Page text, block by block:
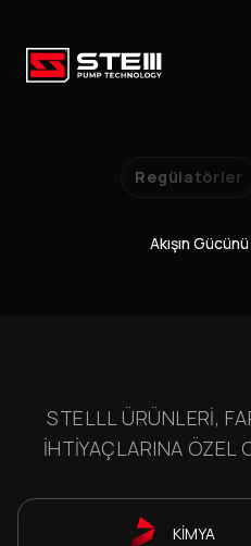
Regülatörler
Akışın
STELLL ÜRÜNLERI,
IHTIYAÇLARINA ÖZEL
KİMYA